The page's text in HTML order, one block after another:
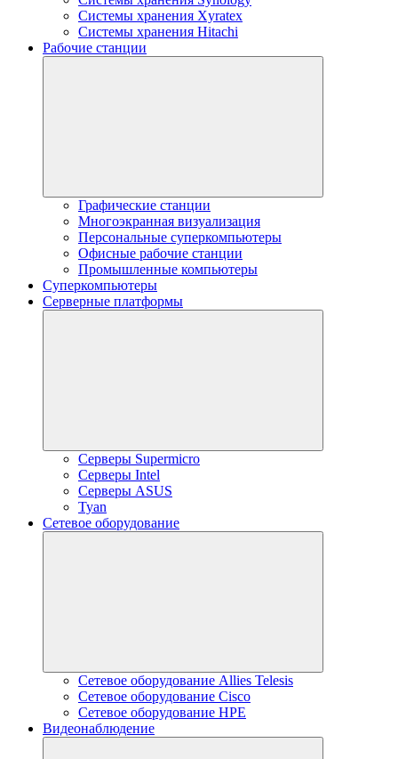
Системы хранения Xyratex
Системы хранения Hitachi
Рабочие станции
Графические станции
Многоэкранная визуализация
Персональные суперкомпьютеры
Офисные рабочие станции
Промышленные компьютеры
Суперкомпьютеры
Серверные платформы
Серверы Supermicro
Серверы Intel
Серверы ASUS
Tyan
Сетевое оборудование
Сетевое оборудование Allies Telesis
Сетевое оборудование Cisco
Сетевое оборудование HPE
Видеонаблюдение